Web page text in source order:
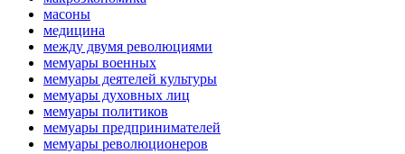
масоны
медицина
между двумя революциями
мемуары военных
мемуары деятелей культуры
мемуары духовных лиц
мемуары политиков
мемуары предпринимателей
мемуары революционеров